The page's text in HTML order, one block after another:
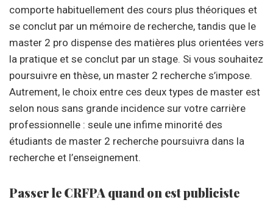
comporte habituellement des cours plus théoriques et
se conclut par un mémoire de recherche, tandis que le
master 2 pro dispense des matières plus orientées vers
la pratique et se conclut par un stage. Si vous souhaitez
poursuivre en thèse, un master 2 recherche s’impose.
Autrement, le choix entre ces deux types de master est
selon nous sans grande incidence sur votre carrière
professionnelle : seule une infime minorité des
étudiants de master 2 recherche poursuivra dans la
recherche et l’enseignement.
Passer le CRFPA quand on est publiciste